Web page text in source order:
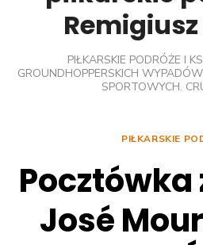
PIŁKARSKIE PODRÓŻE I
GROUNDHOPPERSKICH
SPORTOWYCH.
PIŁKARSKIE
José